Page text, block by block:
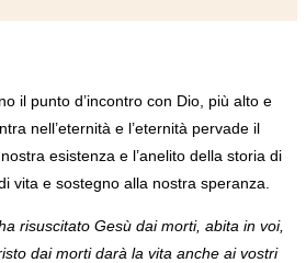
il punto d’incontro con Dio, più alto e
nell’eternità e l’eternità pervade il
esistenza e l’anelito della storia di
vita e sostegno alla nostra speranza.
risuscitato Gesù dai morti, abita in voi,
dai morti darà la vita anche ai vostri